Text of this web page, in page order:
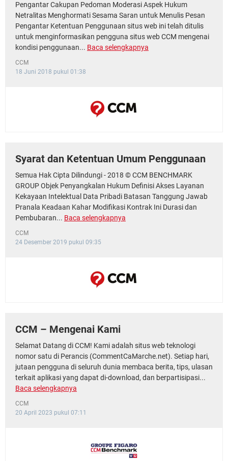
Pengantar Cakupan Pedoman Moderasi Aspek Hukum
Netralitas Menghormati Sesama Saran untuk Menulis Pesan
Pengantar Ketentuan Penggunaan situs web ini telah ditulis
untuk menginformasikan pengguna situs web CCM mengenai
kondisi penggunaan... Baca selengkapnya
CCM
18 Juni 2018 pukul 01:38
Syarat dan Ketentuan Umum Penggunaan
Semua Hak Cipta Dilindungi - 2018 © CCM BENCHMARK
GROUP Objek Penyangkalan Hukum Definisi Akses Layanan
Kekayaan Intelektual Data Pribadi Batasan Tanggung Jawab
Pranala Keadaan Kahar Modifikasi Kontrak Ini Durasi dan
Pembubaran... Baca selengkapnya
CCM
24 Desember 2019 pukul 09:35
CCM – Mengenai Kami
Selamat Datang di CCM! Kami adalah situs web teknologi
nomor satu di Perancis (CommentCaMarche.net). Setiap hari,
jutaan pengguna di seluruh dunia membaca berita, tips, ulasan
terkait aplikasi yang dapat di-download, dan berpartisipasi...
Baca selengkapnya
CCM
20 April 2023 pukul 07:11